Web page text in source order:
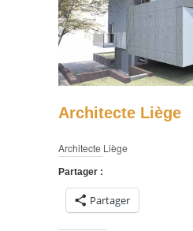
Architecte Liège
Architecte Liège
Partager :
Partager